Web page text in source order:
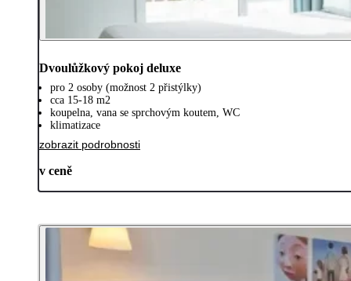
Dvoulůžkový pokoj deluxe
pro 2 osoby (možnost 2 přistýlky)
cca 15-18 m2
koupelna, vana se sprchovým koutem, WC
klimatizace
zobrazit podrobnosti
v ceně